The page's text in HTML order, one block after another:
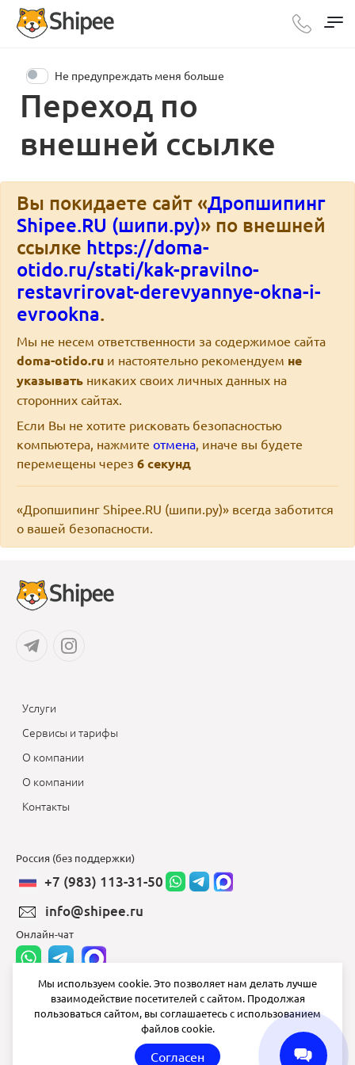
Переход по
внешней ссылке
Не предупреждать меня больше
Вы покидаете сайт «Дропшипинг
Shipee.RU (шипи.ру)» по внешней
ссылке https://doma-
otido.ru/stati/kak-pravilno-
restavrirovat-derevyannye-okna-i-
evrookna.
Мы не несем ответственности за содержимое сайта
doma-otido.ru и настоятельно рекомендуем не
указывать никаких своих личных данных на
сторонних сайтах.
Если Вы не хотите рисковать безопасностью
компьютера, нажмите отмена, иначе вы будете
перемещены через 6секунд
«Дропшипинг Shipee.RU (шипи.ру)» всегда заботится
о вашей безопасности.
Услуги
Сервисы и тарифы
О компании
О компании
Контакты
Россия (без поддержки)
+7 (983) 113-31-50
info@shipee.ru
Онлайн-чат
info@shipee.ru
Мы используем cookie. Это позволяет нам делать лучше
взаимодействие посетителей с сайтом. Продолжая
пользоваться сайтом, вы соглашаетесь с использованием
файлов cookie.
Согласен